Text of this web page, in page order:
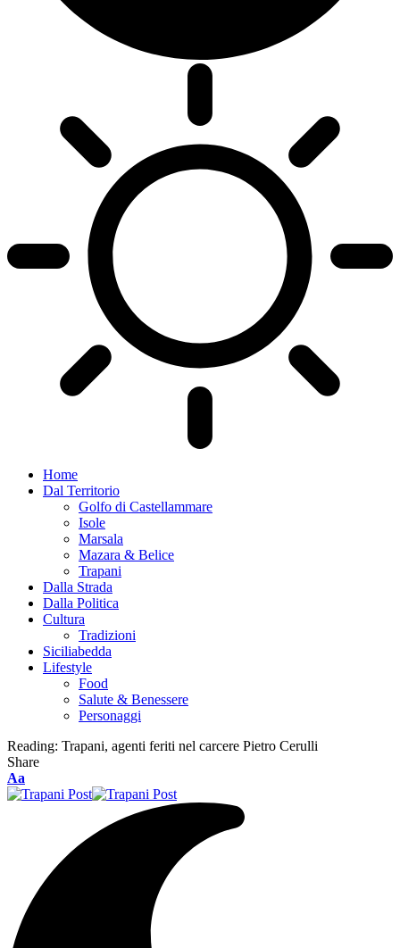
Home
Dal Territorio
Golfo di Castellammare
Isole
Marsala
Mazara & Belice
Trapani
Dalla Strada
Dalla Politica
Cultura
Tradizioni
Siciliabedda
Lifestyle
Food
Salute & Benessere
Personaggi
Reading: Trapani, agenti feriti nel carcere Pietro Cerulli
Share
Font
Resizer
Aa